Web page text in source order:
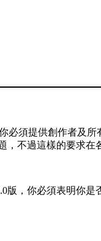
須提供創作者及所
不過這樣的要求在
版，你必須表明你是